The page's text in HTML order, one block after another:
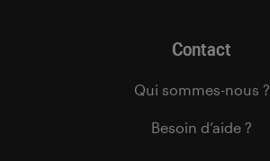
Contact
Qui sommes-nous ?
Besoin d’aide ?